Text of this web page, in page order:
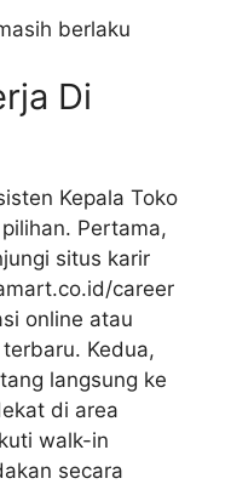
berlaku
Di
Kepala Toko
Pertama,
situs karir
career
online atau
Kedua,
langsung ke
di area
walk-in
secara